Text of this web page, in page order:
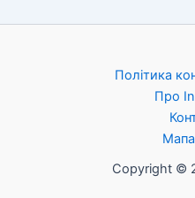
Політика
Про
Copyright ©